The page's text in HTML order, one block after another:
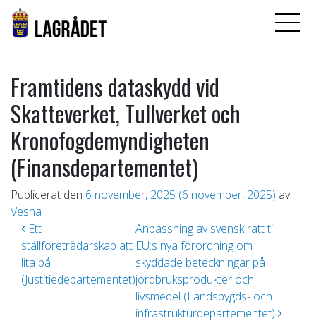
Framtidens dataskydd vid
Skatteverket, Tullverket och
Kronofogdemyndigheten
(Finansdepartementet)
Publicerat den 6 november, 2025 (6 november, 2025) av
Vesna
Inläggsnavigering
Ett
ställföreträdarskap att
lita på
(Justitiedepartementet)
Anpassning av svensk rätt till
EU:s nya förordning om
skyddade beteckningar på
jordbruksprodukter och
livsmedel (Landsbygds- och
infrastrukturdepartementet)